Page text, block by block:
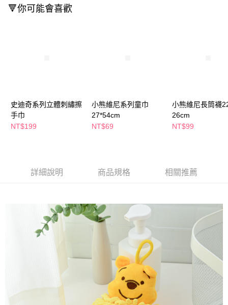
【「AFTEE先享後付」結帳流程】
客戶支援中心」https://netprotections.freshdesk.com/support/home
【注意事項】
https://aftee.tw/terms/#terms3
４．使用「AFTEE先享後付」時，將依據個別帳號之用戶狀況，依本公司即
時審查核予不同之上限額度；若仍有額度不足之情形，本公司將視審查結果
請求用戶進行身份認證。
５．嚴禁一人註冊多個帳號或使用他人資訊註冊。若發現惡意使用之情形，
恩沛科技股份有限公司將有權停止該用戶之使用額度並採取法律行動。
每筆NT$65，滿NT$390(含以上)免運費
每筆NT$65，滿NT$490(含以上)免運費
7-11取貨付款
每筆NT$65，滿NT$490(含以上)免運費
付款後寶雅門市自取(由倉庫統一出貨)
每筆NT$80，滿NT$290(含以上)免運費
🔻你可能會喜歡
史迪奇系列立體刺繡擦
手巾
NT$199
小熊維尼系列童巾
27*54cm
NT$69
小熊維尼長筒襪
26cm
NT$99
詳細說明 商品規格 相關推薦